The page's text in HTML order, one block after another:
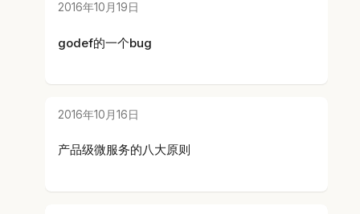
2016年10月19日
godef的一个bug
2016年10月16日
产品级微服务的八大原则